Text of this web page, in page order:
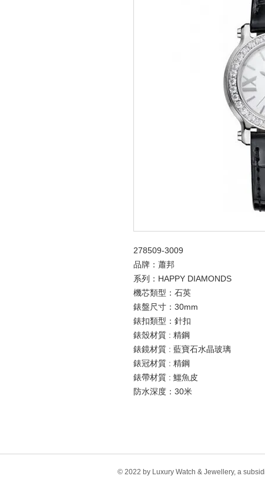
278509-3009
品牌：蕭邦
系列：HAPPY DIAMONDS
機芯類型：石英
錶盤尺寸：30mm
錶扣類型：針扣
錶殼材質 : 精鋼
錶鏡材質 : 藍寶石水晶玻璃
錶冠材質 : 精鋼
錶帶材質 : 鱷魚皮
防水深度：30米
© 2022 by Luxury Watch & Jewellery, a